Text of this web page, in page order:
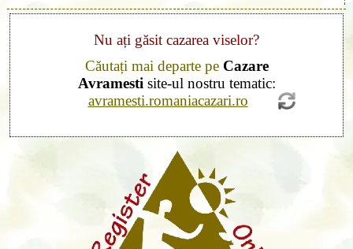
Nu ați găsit cazarea viselor?
Căutați mai departe pe Cazare
Avramesti site-ul nostru tematic:
avramesti.romaniacazari.ro